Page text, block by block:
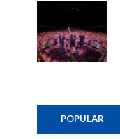
POPULAR